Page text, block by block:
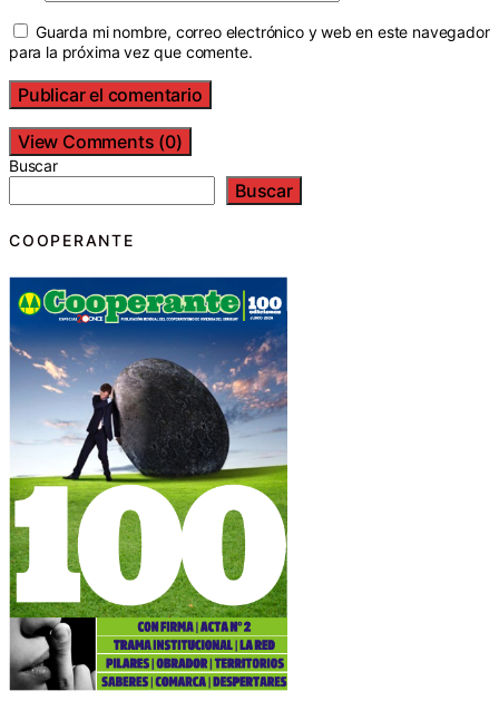
Guarda mi nombre, correo electrónico y web en este navegador
para la próxima vez que comente.
View Comments (0)
Buscar
Buscar
COOPERANTE